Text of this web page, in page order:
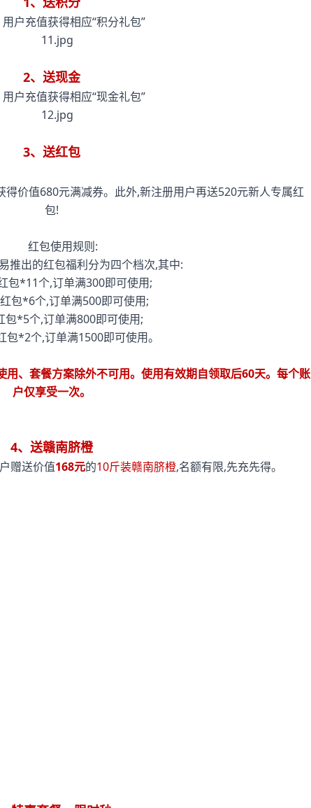
用户充值获得相应“积分礼包”
2、送现金
用户充值获得相应“现金礼包”
3、送红包
得价值680元满减券。此外,新注册用户再送520元新人专属红
包!
红包使用规则:
推出的红包福利分为四个档次,其中:
包*11个,订单满300即可使用;
包*6个,订单满500即可使用;
包*5个,订单满800即可使用;
包*2个,订单满1500即可使用。
用、套餐方案除外不可用。使用有效期自领取后60天。每个账
户仅享受一次。
4、送赣南脐橙
赠送价值168元的10斤装赣南脐橙,名额有限,先充先得。